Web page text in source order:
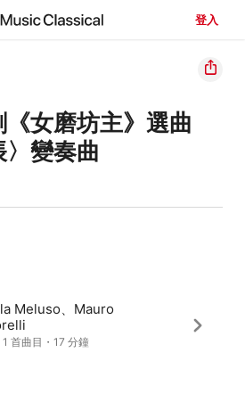
登入
女磨坊主》選曲
〉變奏曲
Meluso、Mauro
首曲目・17 分鐘